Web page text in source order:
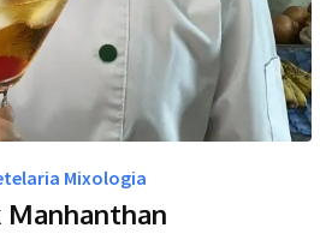
Mixologia
Manhanthan